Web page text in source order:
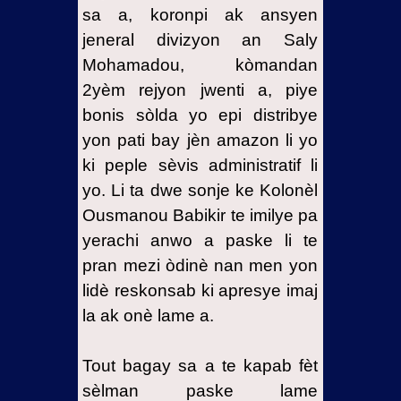
sa a, koronpi ak ansyen
jeneral divizyon an Saly
Mohamadou, kòmandan
2yèm rejyon jwenti a, piye
bonis sòlda yo epi distribye
yon pati bay jèn amazon li yo
ki peple sèvis administratif li
yo. Li ta dwe sonje ke Kolonèl
Ousmanou Babikir te imilye pa
yerachi anwo a paske li te
pran mezi òdinè nan men yon
lidè reskonsab ki apresye imaj
la ak onè lame a.
Tout bagay sa a te kapab fèt
sèlman paske lame